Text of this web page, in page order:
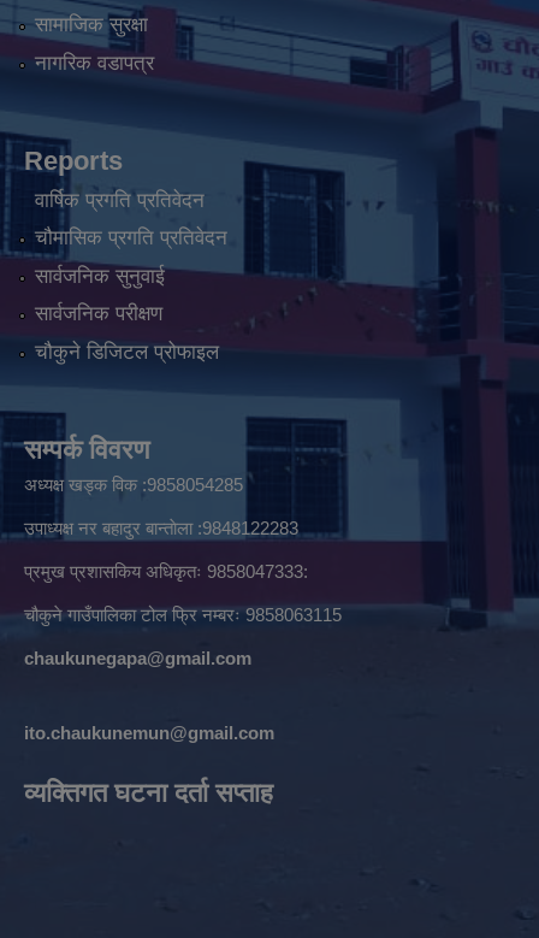
सामाजिक सुरक्षा
नागरिक वडापत्र
Reports
वार्षिक प्रगति प्रतिवेदन
चौमासिक प्रगति प्रतिवेदन
सार्वजनिक सुनुवाई
सार्वजनिक परीक्षण
चौकुने डिजिटल प्रोफाइल
सम्पर्क विवरण
अध्यक्ष खड्क विक :9858054285
उपाध्यक्ष नर बहादुर बान्ताेला :9848122283
प्रमुख प्रशासकिय अधिकृतः 9858047333:
चौकुने गाउँपालिका टोल फ्रि नम्बरः 9858063115
chaukunegapa@gmail.com
ito.chaukunemun@gmail.com
व्यक्तिगत घटना दर्ता सप्ताह